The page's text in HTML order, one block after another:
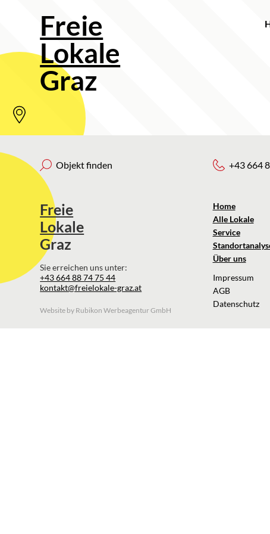
Freie
Lokale
Graz
Objekt finden
Freie
Lokale
Graz
Sie erreichen uns unter:
+43 664 88 74 75 44
kontakt@freielokale-graz.at
Website by Rubikon Werbeagentur GmbH
+43 664
Home
Alle Lokale
Service
Über uns
Impressum
AGB
Datenschutz